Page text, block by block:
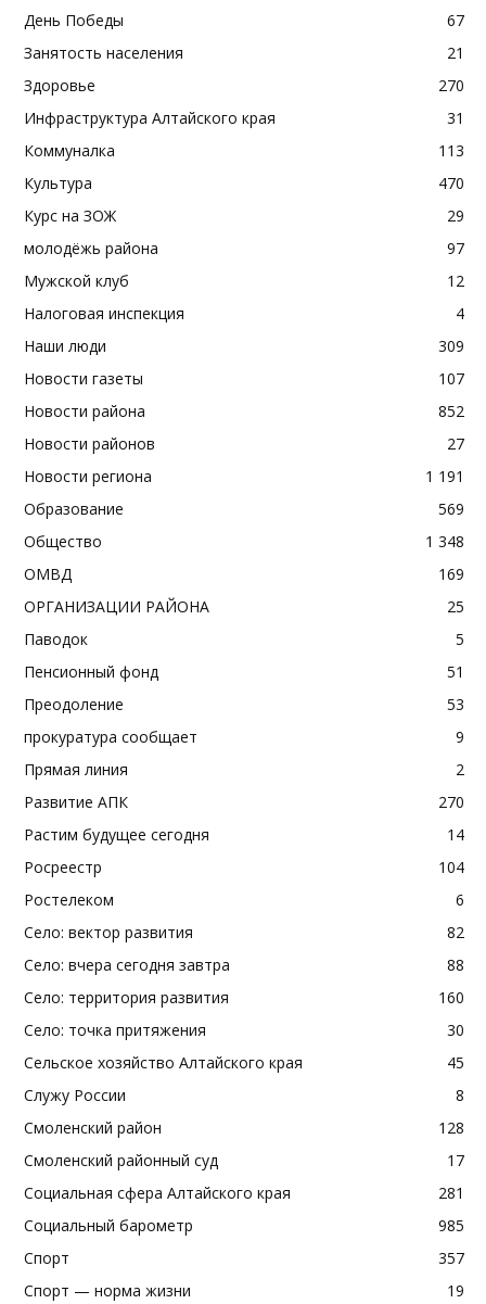
День Победы
67
Занятость населения
21
Здоровье
270
Инфраструктура Алтайского края
31
Коммуналка
113
Культура
470
Курс на ЗОЖ
29
молодёжь района
97
Мужской клуб
12
Налоговая инспекция
4
Наши люди
309
Новости газеты
107
Новости района
852
Новости районов
27
Новости региона
1 191
Образование
569
Общество
1 348
ОМВД
169
ОРГАНИЗАЦИИ РАЙОНА
25
Паводок
5
Пенсионный фонд
51
Преодоление
53
прокуратура сообщает
9
Прямая линия
2
Развитие АПК
270
Растим будущее сегодня
14
Росреестр
104
Ростелеком
6
Село: вектор развития
82
Село: вчера сегодня завтра
88
Село: территория развития
160
Село: точка притяжения
30
Сельское хозяйство Алтайского края
45
Служу России
8
Смоленский район
128
Смоленский районный суд
17
Социальная сфера Алтайского края
281
Социальный барометр
985
Спорт
357
Спорт — норма жизни
19